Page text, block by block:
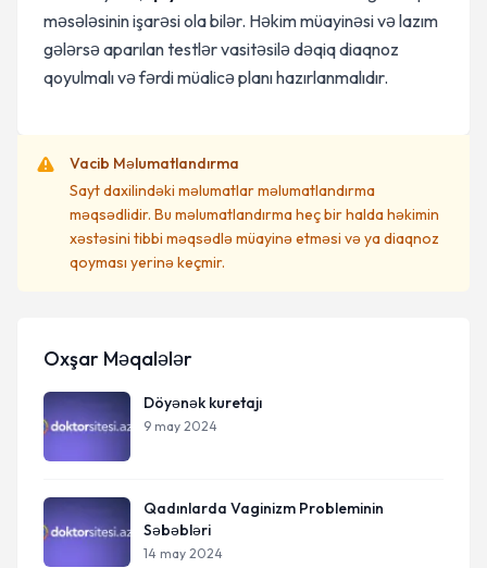
məsələsinin işarəsi ola bilər. Həkim müayinəsi və lazım
gələrsə aparılan testlər vasitəsilə dəqiq diaqnoz
qoyulmalı və fərdi müalicə planı hazırlanmalıdır.
Vacib Məlumatlandırma
Sayt daxilindəki məlumatlar məlumatlandırma
məqsədlidir. Bu məlumatlandırma heç bir halda həkimin
xəstəsini tibbi məqsədlə müayinə etməsi və ya diaqnoz
qoyması yerinə keçmir.
Oxşar Məqalələr
Döyənək kuretajı
9 may 2024
Qadınlarda Vaginizm Probleminin
Səbəbləri
14 may 2024